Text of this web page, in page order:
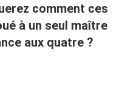
comment ces
à un seul maître
aux quatre ?